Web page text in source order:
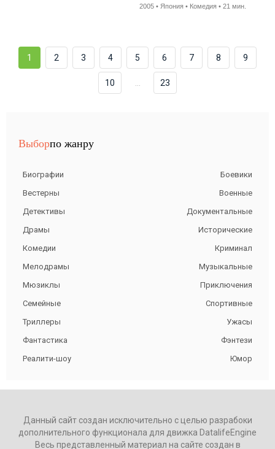
2005 • Япония • Комедия • 21 мин.
1 2 3 4 5 6 7 8 9
10 ... 23
Выборпо жанру
Биографии
Боевики
Вестерны
Военные
Детективы
Документальные
Драмы
Исторические
Комедии
Криминал
Мелодрамы
Музыкальные
Мюзиклы
Приключения
Семейные
Спортивные
Триллеры
Ужасы
Фантастика
Фэнтези
Реалити-шоу
Юмор
Данный сайт создан исключительно с целью разрабоки
дополнительного функционала для движка DatalifeEngine
Весь представленный материал на сайте создан в